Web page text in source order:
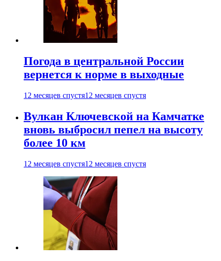
Погода в центральной России
вернется к норме в выходные
12 месяцев спустя12 месяцев спустя
Вулкан Ключевской на Камчатке
вновь выбросил пепел на высоту
более 10 км
12 месяцев спустя12 месяцев спустя